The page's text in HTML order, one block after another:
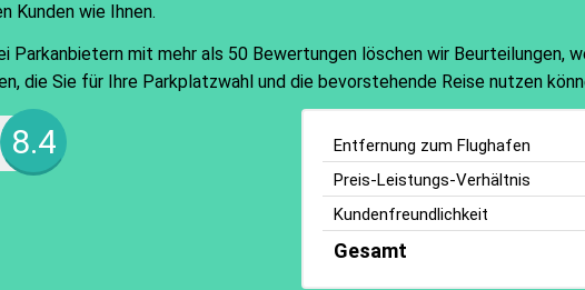
Kunden wie Ihnen.
mit mehr als 50 Bewertungen löschen wir Beurteilungen,
die Sie für Ihre Parkplatzwahl und die bevorstehende Reise nutzen
8.4 Entfernung zum Flughafen
Preis-Leistungs-Verhältnis
Kundenfreundlichkeit
Gesamt